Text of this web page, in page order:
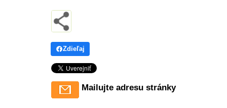
Zdieľaj
Mailujte adresu stránky